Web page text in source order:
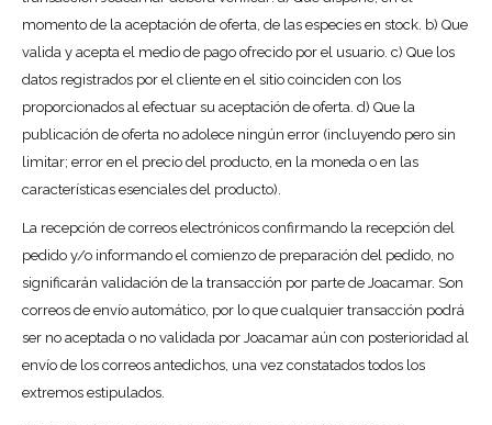
momento de la aceptación de oferta, de las especies en stock. b) Que
valida y acepta el medio de pago ofrecido por el usuario. c) Que los
datos registrados por el cliente en el sitio coinciden con los
proporcionados al efectuar su aceptación de oferta. d) Que la
publicación de oferta no adolece ningún error (incluyendo pero sin
limitar; error en el precio del producto, en la moneda o en las
características esenciales del producto).
La recepción de correos electrónicos confirmando la recepción del
pedido y/o informando el comienzo de preparación del pedido, no
significarán validación de la transacción por parte de Joacamar. Son
correos de envío automático, por lo que cualquier transacción podrá
ser no aceptada o no validada por Joacamar aún con posterioridad al
envío de los correos antedichos, una vez constatados todos los
extremos estipulados.